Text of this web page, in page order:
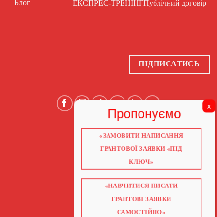
Блог ЕКСПРЕС-ТРЕНІНГПублічний договір
ПІДПИСАТИСЬ
ГОЛОВНА
ГРАНТИ 2026
ПОСЛУГИ
НАВЧАННЯ
КНИГИ
ВІДЕО ПРО ГРАНТИ
«ЗАМОВИТИ НАПИСАННЯ
ГРАНТОВОЇ ЗАЯВКИ «ПІД
КЛЮЧ»
«НАВЧИТИСЯ ПИСАТИ
ГРАНТОВІ ЗАЯВКИ
САМОСТІЙНО»